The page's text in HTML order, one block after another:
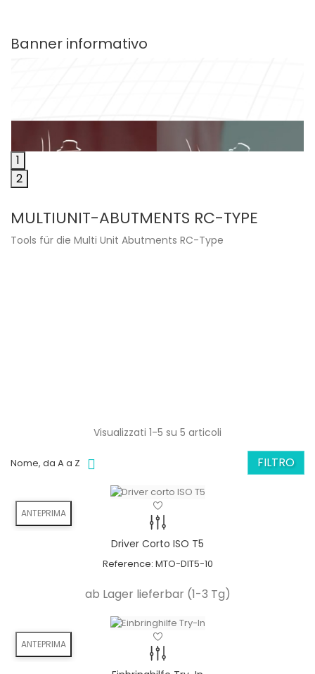
Banner informativo
Avvitato direttamente
Niente più residui di cemento
available in 11° & 22°
Nuova tendenza
1
2
MULTIUNIT-ABUTMENTS RC-TYPE
Tools für die Multi Unit Abutments RC-Type
Nome, da A a Z FILTRO
Visualizzati 1-5 su 5 articoli
ANTEPRIMA
Driver Corto ISO T5
Reference: MTO-DIT5-10
ab Lager lieferbar (1-3 Tg)
ANTEPRIMA